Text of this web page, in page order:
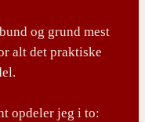
og grund mest
alt det praktiske
opdeler jeg i to: